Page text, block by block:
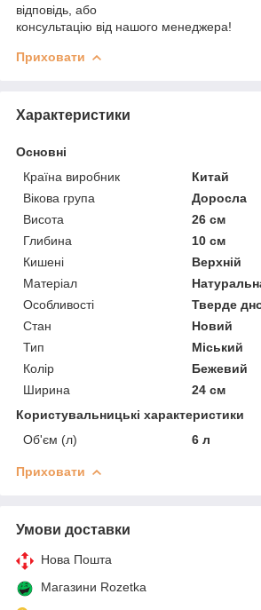
відповідь, або
консультацію від нашого менеджера!
Приховати
Характеристики
Основні
Країна виробник
Китай
Вікова група
Доросла
Висота
26 см
Глибина
10 см
Кишені
Верхній
Матеріал
Особливості
Тверде
Стан
Новий
Тип
Міський
Колір
Бежевий
Ширина
24 см
Користувальницькі характеристики
Об'єм (л)
6 л
Приховати
Умови доставки
Нова Пошта
Магазини Rozetka